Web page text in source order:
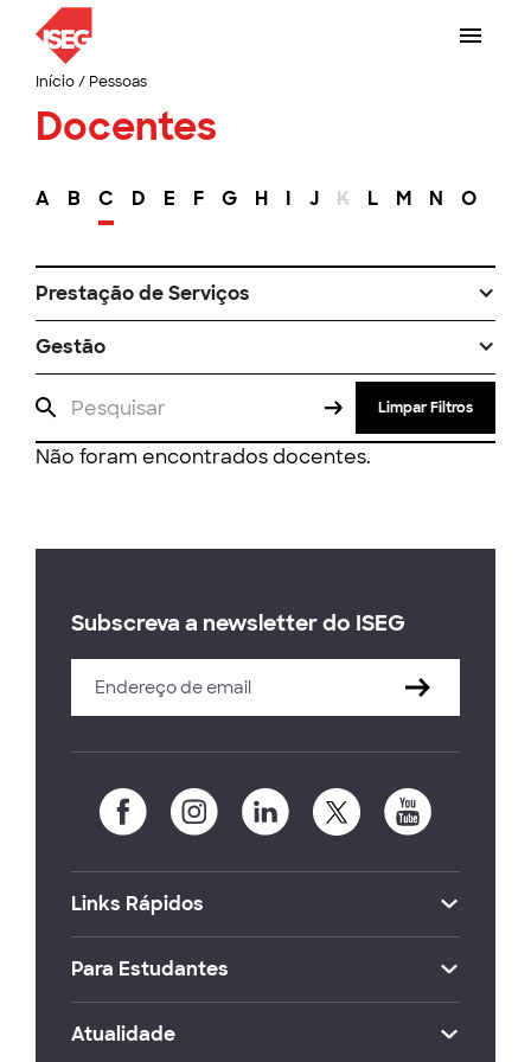
Início/ Pessoas
Docentes
A B C D E F G H I J K L M N O
Prestação de Serviços
Gestão
Limpar Filtros
Não foram encontrados docentes.
Subscreva a newsletter do ISEG
Links Rápidos
Para Estudantes
Atualidade